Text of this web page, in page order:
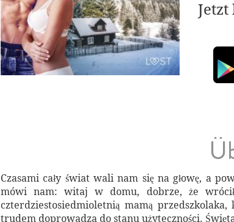
Czasami cały świat wali nam się na głowę, a
mówi nam: witaj w domu, dobrze, że
czterdziestosiedmioletnią mamą
trudem doprowadza do stanu użyteczności.